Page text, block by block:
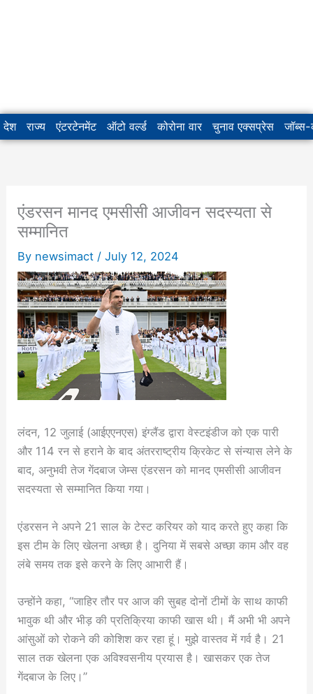
देश राज्य एंटरटेनमेंट ऑटो वर्ल्ड कोरोना वार चुनाव एक्सप्रेस जॉब्स-
एंडरसन मानद एमसीसी आजीवन सदस्यता से
सम्मानित
By newsimact /July 12, 2024
लंदन, 12 जुलाई (आईएएनएस) इंग्लैंड द्वारा वेस्टइंडीज को एक पारी
और 114 रन से हराने के बाद अंतरराष्ट्रीय क्रिकेट से संन्यास लेने के
बाद, अनुभवी तेज गेंदबाज जेम्स एंडरसन को मानद एमसीसी आजीवन
सदस्यता से सम्मानित किया गया।
एंडरसन ने अपने 21 साल के टेस्ट करियर को याद करते हुए कहा कि
इस टीम के लिए खेलना अच्छा है। दुनिया में सबसे अच्छा काम और वह
लंबे समय तक इसे करने के लिए आभारी हैं।
उन्होंने कहा, “जाहिर तौर पर आज की सुबह दोनों टीमों के साथ काफी
भावुक थी और भीड़ की प्रतिक्रिया काफी खास थी। मैं अभी भी अपने
आंसुओं को रोकने की कोशिश कर रहा हूं। मुझे वास्तव में गर्व है। 21
साल तक खेलना एक अविश्वसनीय प्रयास है। खासकर एक तेज
गेंदबाज के लिए।”